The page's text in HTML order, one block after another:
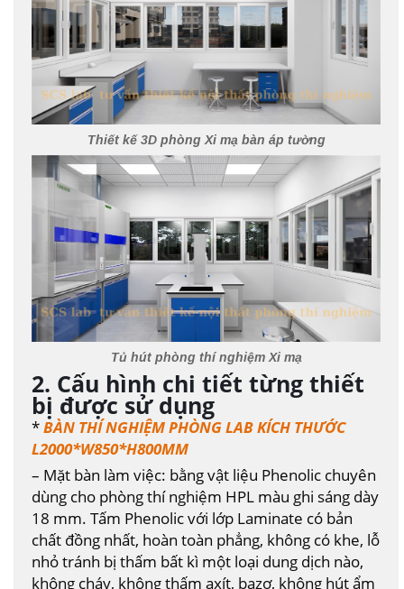
Thiết kế 3D phòng Xi mạ bàn áp tường
Tủ hút phòng thí nghiệm Xi mạ
2. Cấu hình chi tiết từng thiết
bị được sử dụng
*BÀN THÍ NGHIỆM PHÒNG LAB KÍCH THƯỚC
L2000*W850*H800MM
– Mặt bàn làm việc: bằng vật liệu Phenolic chuyên
dùng cho phòng thí nghiệm HPL màu ghi sáng dày
18 mm. Tấm Phenolic với lớp Laminate có bản
chất đồng nhất, hoàn toàn phẳng, không có khe, lỗ
nhỏ tránh bị thấm bất kì một loại dung dịch nào,
không cháy, không thấm axít, bazơ, không hút ẩm